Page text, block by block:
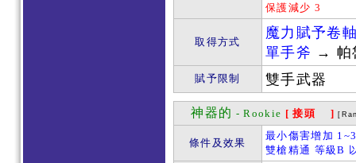
保護減少 3
取得方式
魔力賦予卷
單手斧 → 帕
賦予限制 雙手武器
神器的 - Rookie [ 接頭 ]
條件及效果
最小傷害增加
雙槍精通 等級B